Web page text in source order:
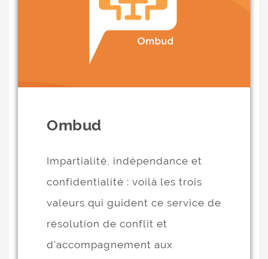
Ombud
Impartialité, indépendance et
confidentialité : voilà les trois
valeurs qui guident ce service de
résolution de conflit et
d’accompagnement aux